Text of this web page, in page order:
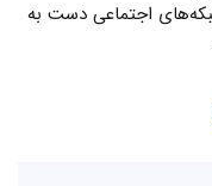
اجتماعی دست به